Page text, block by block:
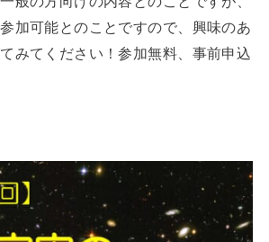
加可能とのことですので、興味のあ
みてください！参加無料、事前申込